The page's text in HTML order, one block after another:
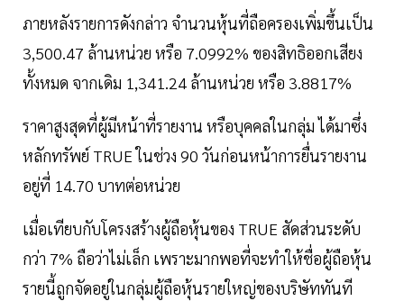
ภายหลังรายการดังกล่าว จำนวนหุ้นที่ถือครองเพิ่มขึ้นเป็น
3,500.47 ล้านหน่วย หรือ 7.0992% ของสิทธิออกเสียง
ทั้งหมด จากเดิม 1,341.24 ล้านหน่วย หรือ 3.8817%
ราคาสูงสุดที่ผู้มีหน้าที่รายงาน หรือบุคคลในกลุ่ม ได้มาซึ่ง
หลักทรัพย์ TRUE ในช่วง 90 วันก่อนหน้าการยื่นรายงาน
อยู่ที่ 14.70 บาทต่อหน่วย
เมื่อเทียบกับโครงสร้างผู้ถือหุ้นของ TRUE สัดส่วนระดับ
กว่า 7% ถือว่าไม่เล็ก เพราะมากพอที่จะทำให้ชื่อผู้ถือหุ้น
รายนี้ถูกจัดอยู่ในกลุ่มผู้ถือหุ้นรายใหญ่ของบริษัททันที